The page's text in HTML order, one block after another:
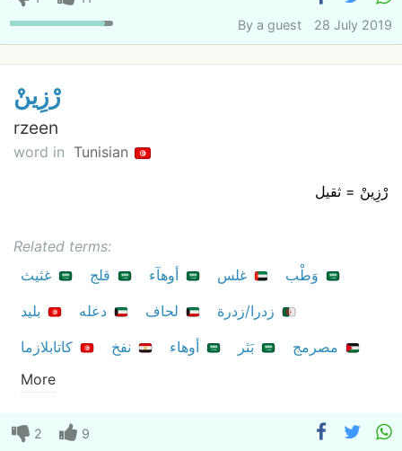
By a guest 28 July 2019
رْزِينْ
rzeen
word in Tunisian
رْزِينْ = ثقيل
Related terms:
غثيث
قلج أوهآء غلس
وَطْب
بليد
دعله لحاف
زدرا/زدرة
كاتابلازما
نفخ أوهاء بَثر
مصرمج
More
2
9